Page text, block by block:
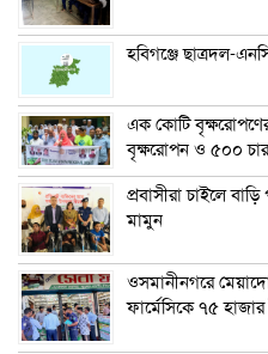
হবিগঞ্জে ছাত্রদল-
এক কোটি
বৃক্ষরোপন ও ৫০০
প্রবাসীরা চাইলে
মামুন
ওসমানীনগরে
ফার্মেসিকে ৭৫